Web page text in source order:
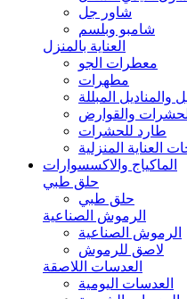
شاور جل
شامبو وبلسم
العناية بالمنزل
معطرات الجو
مطهرات
والمناديل المبللة
والقوارض
طارد للحشرات
العناية المنزلية
الماكياج والاكسسوارات
حلق طبي
حلق طبي
الرموش الصناعية
الرموش الصناعية
لاصق للرموش
العدسات اللاصقة
العدسات اليومية